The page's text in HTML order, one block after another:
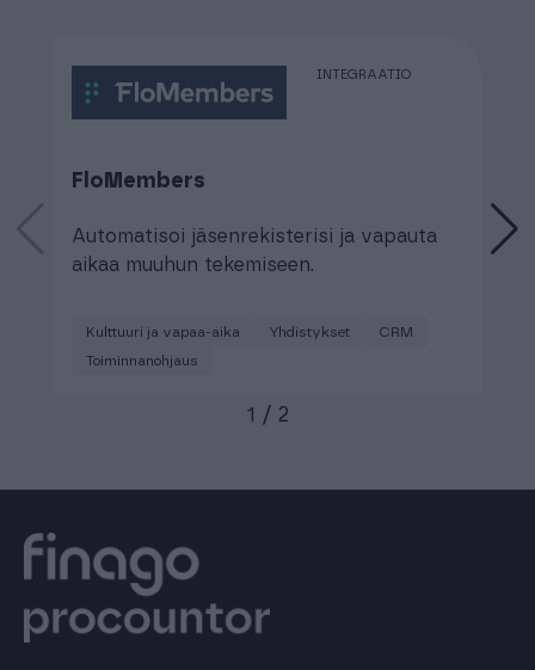
INTEGRAATIO
FloMembers
Automatisoi jäsenrekisterisi ja vapauta
aikaa muuhun tekemiseen.
Kulttuuri ja vapaa-aika Yhdistykset CRM
Toiminnanohjaus
1 / 2